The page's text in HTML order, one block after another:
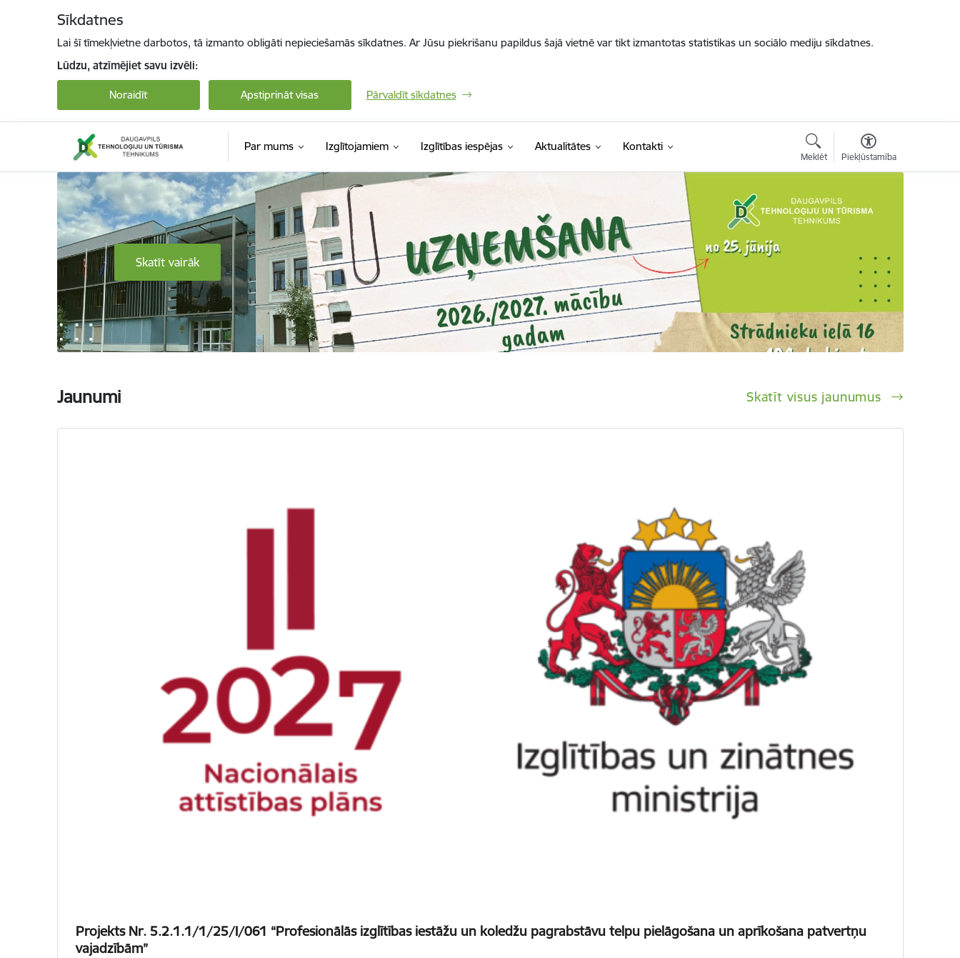
Sīkdatnes
Lai šī tīmekļvietne darbotos, tā izmanto obligāti nepieciešamās sīkdatnes. Ar Jūsu piekrišanu papildus šajā vietnē var tikt izmantotas statistikas un sociālo mediju sīkdatnes.
Lūdzu, atzīmējiet savu izvēli:
Noraidīt Apstiprināt visas Pārvaldīt sīkdatnes
Par mums Izglītojamiem Izglītības iespējas Aktualitātes Kontakti
Meklēt Piekļūstamība
Daugavpils Tehnoloģiju un tūrisma tehnikums
Skatīt vairāk
Jaunumi Skatīt visus jaunumus
Projekts Nr. 5.2.1.1/1/25/I/061 “Profesionālās izglītības iestāžu un koledžu pagrabstāvu telpu pielāgošana un aprīkošana patvertņu
vajadzībām”